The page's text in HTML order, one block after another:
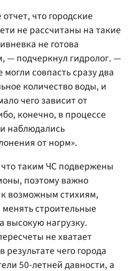
что городские
не рассчитаны на такие
не готова
— подчеркнул гидролог. —
совпасть сразу два
количество воды, и
чего зависит от
конечно, в процессе
наблюдались
от норм».
таким ЧС подвержены
поэтому важно
к возможным стихиям,
строительные
высокую нагрузку.
не хватает
чего города
50-летней давности, а